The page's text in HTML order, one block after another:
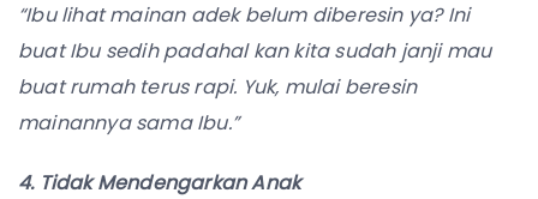
“Ibu lihat mainan adek belum diberesin ya? Ini
buat Ibu sedih padahal kan kita sudah janji mau
buat rumah terus rapi. Yuk, mulai beresin
mainannya sama Ibu.”
4. Tidak Mendengarkan Anak